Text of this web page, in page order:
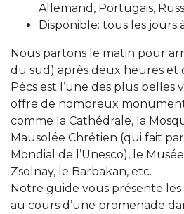
Allemand, Portugais,
Disponible: tous les jours
Nous partons le matin pour
du sud) après deux heures et
Pécs est l’une des plus belles
offre de nombreux
comme la Cathédrale, la
Mausolée Chrétien (qui fait
Mondial de l’Unesco), le
Zsolnay, le Barbakan, etc.
Notre guide vous présente
au cours d’une promenade